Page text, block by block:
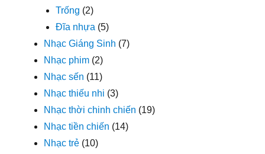
Trống (2)
Đĩa nhựa (5)
Nhạc Giáng Sinh (7)
Nhạc phim (2)
Nhạc sến (11)
Nhạc thiếu nhi (3)
Nhạc thời chinh chiến (19)
Nhạc tiền chiến (14)
Nhạc trẻ (10)